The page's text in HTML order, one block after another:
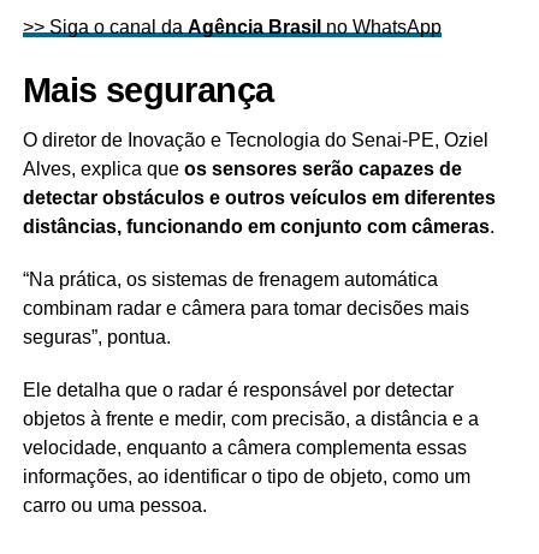
>> Siga o canal da Agência Brasil no WhatsApp
Mais segurança
O diretor de Inovação e Tecnologia do Senai-PE, Oziel
Alves, explica que os sensores serão capazes de
detectar obstáculos e outros veículos em diferentes
distâncias, funcionando em conjunto com câmeras.
“Na prática, os sistemas de frenagem automática
combinam radar e câmera para tomar decisões mais
seguras”, pontua.
Ele detalha que o radar é responsável por detectar
objetos à frente e medir, com precisão, a distância e a
velocidade, enquanto a câmera complementa essas
informações, ao identificar o tipo de objeto, como um
carro ou uma pessoa.